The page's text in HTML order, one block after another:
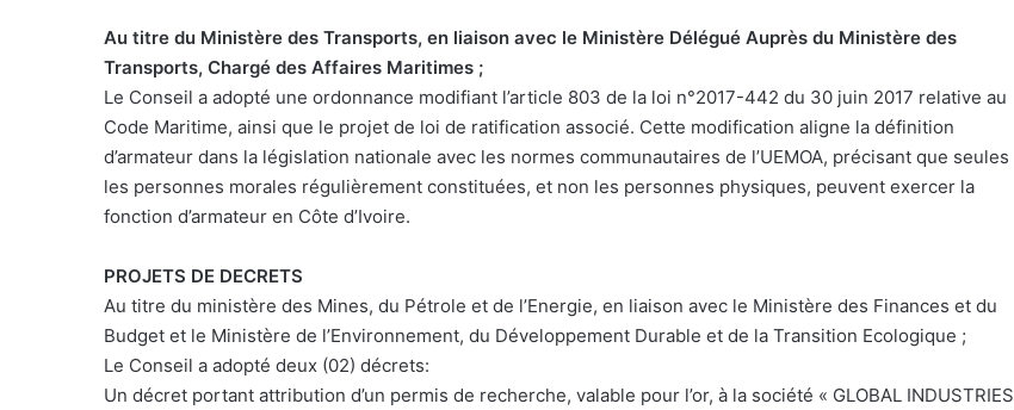
Au titre du Ministère des Transports, en liaison avec le Ministère Délégué Auprès du Ministère des
Transports, Chargé des Affaires Maritimes ;
Le Conseil a adopté une ordonnance modifiant l’article 803 de la loi n°2017-442 du 30 juin 2017 relative au
Code Maritime, ainsi que le projet de loi de ratification associé. Cette modification aligne la définition
d’armateur dans la législation nationale avec les normes communautaires de l’UEMOA, précisant que seules
les personnes morales régulièrement constituées, et non les personnes physiques, peuvent exercer la
fonction d’armateur en Côte d’Ivoire.
PROJETS DE DECRETS
Au titre du ministère des Mines, du Pétrole et de l’Energie, en liaison avec le Ministère des Finances et du
Budget et le Ministère de l’Environnement, du Développement Durable et de la Transition Ecologique ;
Le Conseil a adopté deux (02) décrets:
Un décret portant attribution d’un permis de recherche, valable pour l’or, à la société « GLOBAL INDUSTRIES